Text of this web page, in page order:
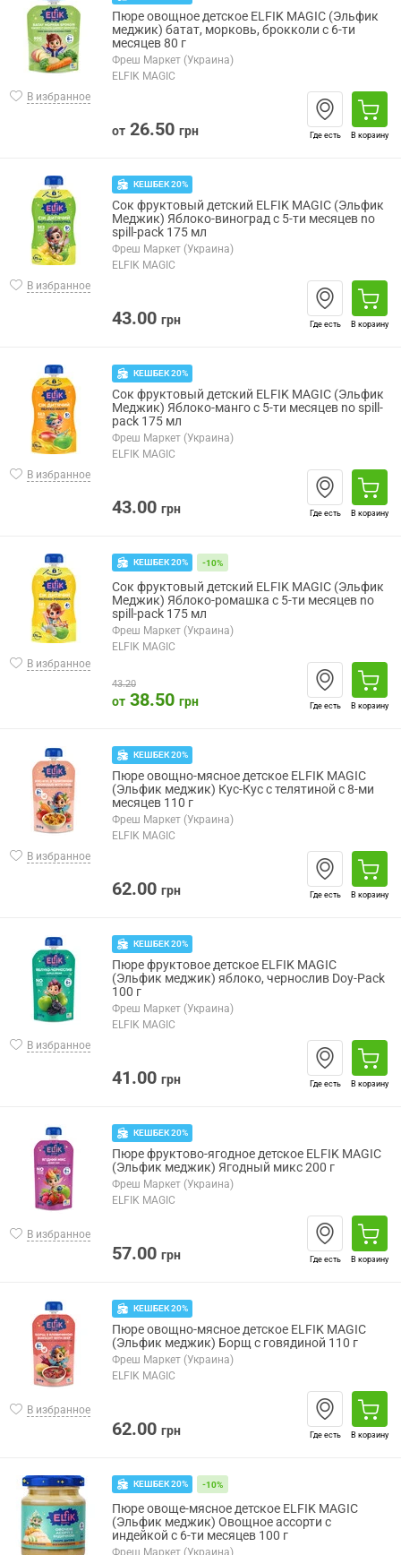
В избранное
Пюре овощное детское ELFIK MAGIC (Эльфик
меджик) батат, морковь, брокколи с 6-ти
месяцев 80 г
Фреш Маркет (Украина)
ELFIK MAGIC
от 26.50 грн Где есть В корзину
В избранное
КЕШБЕК 20%
Сок фруктовый детский ELFIK MAGIC (Эльфик
Меджик) Яблоко-виноград с 5-ти месяцев no
spill-pack 175 мл
Фреш Маркет (Украина)
ELFIK MAGIC
43.00 грн Где есть В корзину
В избранное
КЕШБЕК 20%
Сок фруктовый детский ELFIK MAGIC (Эльфик
Меджик) Яблоко-манго с 5-ти месяцев no spill-
pack 175 мл
Фреш Маркет (Украина)
ELFIK MAGIC
43.00 грн Где есть В корзину
В избранное
КЕШБЕК 20% -10%
Сок фруктовый детский ELFIK MAGIC (Эльфик
Меджик) Яблоко-ромашка с 5-ти месяцев no
spill-pack 175 мл
Фреш Маркет (Украина)
ELFIK MAGIC
43.20
от 38.50 грн Где есть В корзину
В избранное
КЕШБЕК 20%
Пюре овощно-мясное детское ELFIK MAGIC
(Эльфик меджик) Кус-Кус с телятиной с 8-ми
месяцев 110 г
Фреш Маркет (Украина)
ELFIK MAGIC
62.00 грн Где есть В корзину
В избранное
КЕШБЕК 20%
Пюре фруктовое детское ELFIK MAGIC
(Эльфик меджик) яблоко, чернослив Doy-Pack
100 г
Фреш Маркет (Украина)
ELFIK MAGIC
41.00 грн Где есть В корзину
В избранное
КЕШБЕК 20%
Пюре фруктово-ягодное детское ELFIK MAGIC
(Эльфик меджик) Ягодный микс 200 г
Фреш Маркет (Украина)
ELFIK MAGIC
57.00 грн Где есть В корзину
В избранное
КЕШБЕК 20%
Пюре овощно-мясное детское ELFIK MAGIC
(Эльфик меджик) Борщ с говядиной 110 г
Фреш Маркет (Украина)
ELFIK MAGIC
62.00 грн Где есть В корзину
КЕШБЕК 20% -10%
Пюре овоще-мясное детское ELFIK MAGIC
(Эльфик меджик) Овощное ассорти с
индейкой с 6-ти месяцев 100 г
Фреш Маркет (Украина)